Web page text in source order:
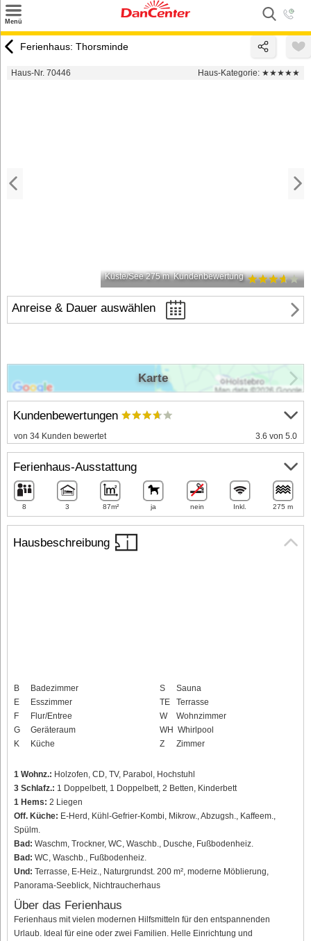
Menü
Urlaubsziele
Ferienhaus: Thorsminde
Haus-Nr. 70446 Haus-Kategorie: ★★★★★
Küste/See 275 m Kundenbewertung
Anreise & Dauer auswählen
Hausbeschreibung
B
Badezimmer
E
Esszimmer
F
Flur/Entree
G
Geräteraum
K
Küche
S
Sauna
TE
Terrasse
W
Wohnzimmer
WH Whirlpool
Z
Zimmer
1 Wohnz.: Holzofen, CD, TV, Parabol, Hochstuhl
3 Schlafz.: 1 Doppelbett, 1 Doppelbett, 2 Betten, Kinderbett
1 Hems: 2 Liegen
Off. Küche: E-Herd, Kühl-Gefrier-Kombi, Mikrow., Abzugsh., Kaffeem.,
Spülm.
Bad: Waschm, Trockner, WC, Waschb., Dusche, Fußbodenheiz.
Bad: WC, Waschb., Fußbodenheiz.
Und: Terrasse, E-Heiz., Naturgrundst. 200 m², moderne Möblierung,
Panorama-Seeblick, Nichtraucherhaus
Über das Ferienhaus
Ferienhaus mit vielen modernen Hilfsmitteln für den entspannenden
Urlaub. Ideal für eine oder zwei Familien. Helle Einrichtung und
Kundenbewertungen
von 34 Kunden bewertet 3.6 von 5.0
Ferienhaus-Ausstattung
8 3 87m² ja nein Inkl. 275 m
Karte